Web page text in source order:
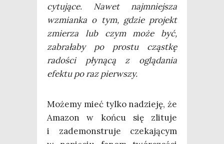
cy­tu­ją­ce. Nawet naj­mniej­sza
wzmian­ka o tym, gdzie pro­jekt
zmie­rza lub czym może być,
zabra­ła­by po pro­stu cząst­kę
rado­ści pły­ną­cą z oglą­da­nia
efek­tu po raz pierwszy.
Może­my mieć tyl­ko nadzie­ję, że
Ama­zon w koń­cu się zli­tu­je
i zade­mon­stru­je cze­ka­ją­cym